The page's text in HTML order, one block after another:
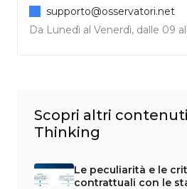
Da Lunedì al Venerdì, dalle 09
supporto@osservatori.net
Scopri altri
Thinking
Le peculiarità e le
contrattuali con le